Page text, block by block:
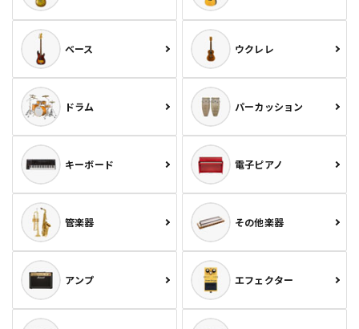
ベース ウクレレ
ドラム パーカッション
キーボード 電子ピアノ
管楽器 その他楽器
アンプ エフェクター